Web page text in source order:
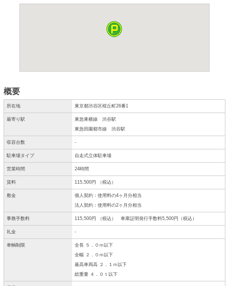
概要
所在地 東京都渋谷区桜丘町26番1
最寄り駅
東急東横線 渋谷駅
東急田園都市線 渋谷駅
収容台数 -
駐車場タイプ 自走式立体駐車場
営業時間 24時間
賃料 115,500円 （税込）
敷金
個人契約：使用料の4ヶ月分相当
法人契約：使用料の2ヶ月分相当
事務手数料 115,500円 （税込） 車庫証明発行手数料5,500円（税込）
礼金 -
車輌制限
全長 ５．０ｍ以下
全幅 ２．０ｍ以下
最高車両高 ２．１ｍ以下
総重量 ４．０ｔ以下